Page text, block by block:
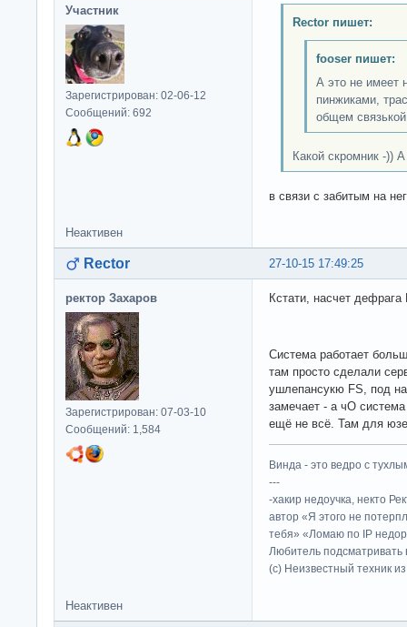
Участник
Зарегистрирован: 02-06-12
Сообщений: 692
Rector пишет:
fooser пишет:
А это не имеет
пинжиками,
общем
Какой скромник -))
в связи с забитым на
Неактивен
27-10-15 17:49:25
Rector
ректор Захаров
Зарегистрирован: 07-03-10
Сообщений: 1,584
Кстати, насчет
Система работает
там просто сделали
ушлепансукю FS, под
замечает - а чО
ещё не всё. Там для
Винда - это ведро с
---
-хакир недоучка, некто
автор «Я этого не
тебя» «Ломаю по IP
Любитель подсматривать
(c) Неизвестный техник
Неактивен